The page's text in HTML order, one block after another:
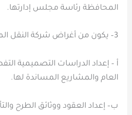
المحافظة رئاسة مجلس إدارتها.
3– يكون من أغراض شركة النقل المحلية ما يأتي:
أ – إعداد الدراسات التصميمية
العام والمشاريع المساندة لها.
ب– إعداد العقود ووثائق الطرح